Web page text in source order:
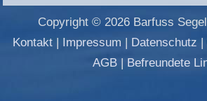
Copyright © 2026 Barfuss
Kontakt| Impressum | Datenschutz |
AGB | Befreundete